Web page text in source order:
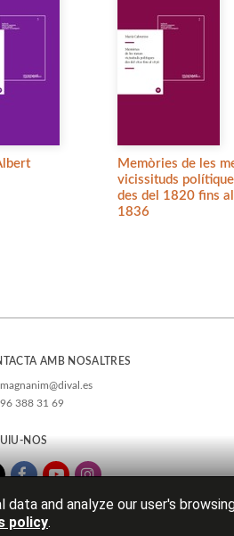
Memòries de les
vicissituds
des del 1820 fins al
1836
AMB NOSALTRES
magnanim@dival.es
96 388 31 69
NOS
and analyze our user's
policy.